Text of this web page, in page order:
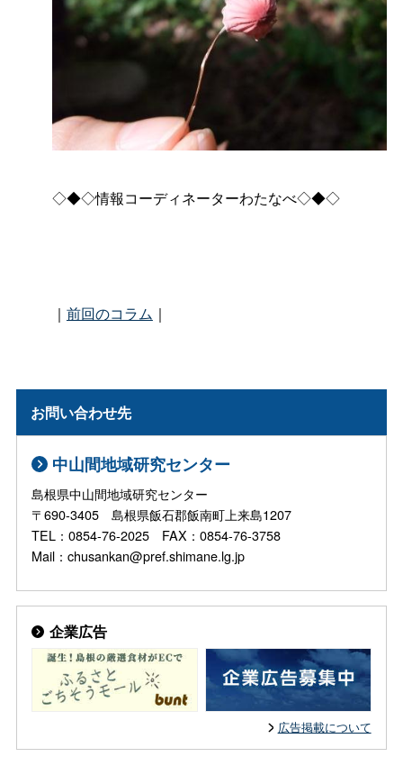
◇◆◇情報コーディネーターわたなべ◇◆◇
｜ 前回のコラム ｜
お問い合わせ先
中山間地域研究センター
島根県中山間地域研究センター
〒690-3405 島根県飯石郡飯南町上来島1207
TEL：0854-76-2025 FAX：0854-76-3758
Mail：chusankan@pref.shimane.lg.jp
企業広告
広告掲載について